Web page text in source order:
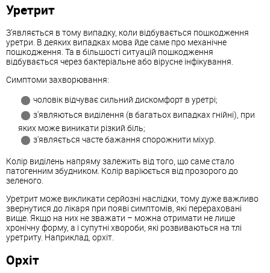
Уретрит
З'являється в тому випадку, коли відбувається пошкодження
уретри. В деяких випадках мова йде саме про механічне
пошкодження. Та в більшості ситуацій пошкодження
відбувається через бактеріальне або вірусне інфікування.
Симптоми захворювання:
чоловік відчуває сильний дискомфорт в уретрі;
з'являються виділення (в багатьох випадках гнійні), при
яких може виникати різкий біль;
з'являється часте бажання спорожнити міхур.
Колір виділень напряму залежить від того, що саме стало
патогенним збудником. Колір варіюється від прозорого до
зеленого.
Уретрит може викликати серйозні наслідки, тому дуже важливо
звернутися до лікаря при появі симптомів, які перераховані
вище. Якщо на них не зважати – можна отримати не лише
хронічну форму, а і супутні хвороби, які розвиваються на тлі
уретриту. Наприклад, орхіт.
Орхіт